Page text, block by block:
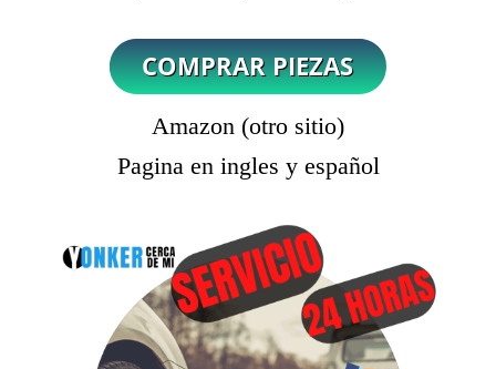
Amazon (otro sitio)
Pagina en ingles y español